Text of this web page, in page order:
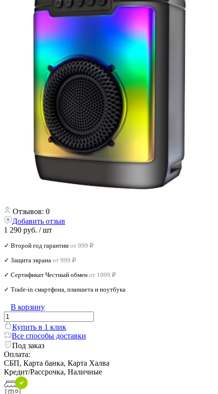
Отзывов: 0
Добавить отзыв
1 290 руб. / шт
✓ Второй год гарантии от 999 ₽
✓ Защита экрана от 999 ₽
✓ Сертификат Честный обмен от 1999 ₽
✓ Trade‑in смартфона, планшета и ноутбука
В корзину
Купить в 1 клик
Все способы доставки
Под заказ
Оплата:
СБП, Карта банка, Карта Халва
Кредит/Рассрочка, Наличные